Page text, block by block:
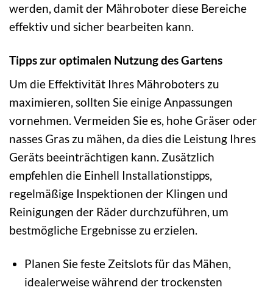
werden, damit der Mähroboter diese Bereiche
effektiv und sicher bearbeiten kann.
Tipps zur optimalen Nutzung des Gartens
Um die Effektivität Ihres Mähroboters zu
maximieren, sollten Sie einige Anpassungen
vornehmen. Vermeiden Sie es, hohe Gräser oder
nasses Gras zu mähen, da dies die Leistung Ihres
Geräts beeinträchtigen kann. Zusätzlich
empfehlen die Einhell Installationstipps,
regelmäßige Inspektionen der Klingen und
Reinigungen der Räder durchzuführen, um
bestmögliche Ergebnisse zu erzielen.
Planen Sie feste Zeitslots für das Mähen,
idealerweise während der trockensten